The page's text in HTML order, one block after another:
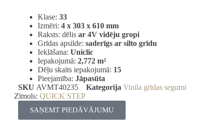
Klase: 33
Izmēri: 4 x 303 x 610 mm
Raksts: dēlis ar 4V vidēju gropi
Grīdas apsilde: saderīgs ar silto grīdu
Ieklāšana: Uniclic
Iepakojumā: 2,772 m²
Dēļu skaits iepakojumā: 15
Pieejamība: Jāpasūta
SKU AVMT40235 Kategorija Vinila grīdas segumi
Zīmols: QUICK STEP
SAŅEMT PIEDĀVĀJUMU